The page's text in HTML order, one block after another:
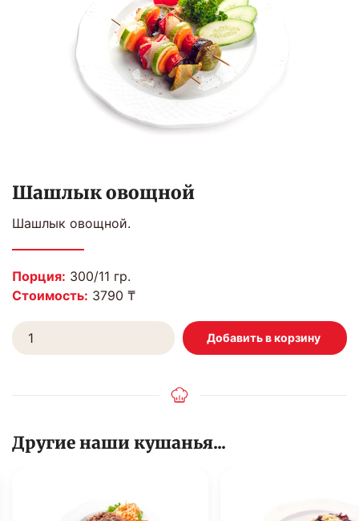
Шашлык овощной
Шашлык овощной.
Порция: 300/11 гр.
Стоимость: 3790 ₸
Другие наши кушанья...